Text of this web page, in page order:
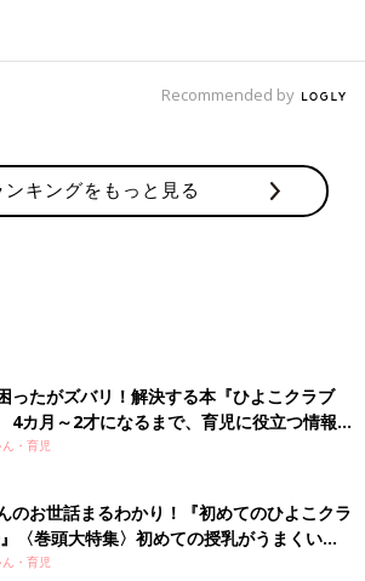
「a.boy_ikuji33」
様子を眺めたりと、二段式のウォーターテ
分けジョウロ」でペットボトルが
Recommended by
ンキングをもっと見る
ったがズバリ！解決する本『ひよこクラブ
カ月～2才になるまで、育児に役立つ情報が
！
・育児
のお世話まるわかり！『初めてのひよこクラ
〈巻頭大特集〉初めての授乳がうまくい
ぱい・ミルクの基本と夏のトラブル 解決テ
・育児